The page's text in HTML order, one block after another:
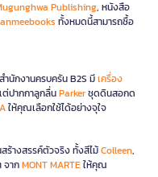
Publishing, หนังสือ
ทั้งหมดนี้สามารถซื้อ
นักงานครบครัน B2S มีเครื่อง
ต่ปากกาลูกลื่นParkerชุดดินสอกด
ให้คุณเลือกใช้ได้อย่างจุใจ
ร้างสรรค์ตัวจริง ทั้งสีไม้Colleen,
จากMONT MARTEให้คุณ